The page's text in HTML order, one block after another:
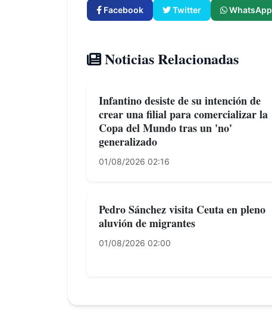
Facebook Twitter WhatsApp
Noticias Relacionadas
Infantino desiste de su intención de
crear una filial para comercializar la
Copa del Mundo tras un 'no'
generalizado
01/08/2026 02:16
Pedro Sánchez visita Ceuta en pleno
aluvión de migrantes
01/08/2026 02:00